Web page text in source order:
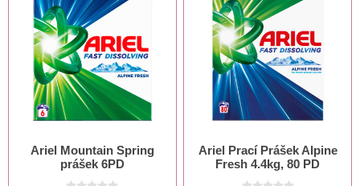
Ariel Mountain Spring
prášek 6PD
Ariel Prací Prášek Alpine
Fresh 4.4kg, 80 PD